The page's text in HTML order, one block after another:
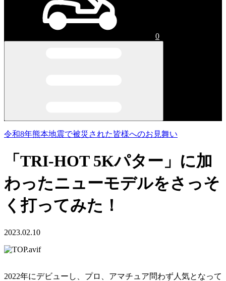
0
令和8年熊本地震で被災された皆様へのお見舞い
「TRI-HOT 5Kパター」に加
わったニューモデルをさっそ
く打ってみた！
2023.02.10
2022年にデビューし、プロ、アマチュア問わず人気となって